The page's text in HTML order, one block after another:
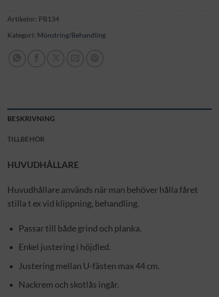
Artikelnr: PB134
Kategori: Mönstring/Behandling
BESKRIVNING
TILLBEHÖR
HUVUDHÅLLARE
Huvudhållare används när man behöver hålla fåret
stilla t ex vid klippning, behandling.
Passar till både grind och planka.
Enkel justering i höjdled.
Justering mellan U-fästen max 44 cm.
Nackrem och skotlås ingår.